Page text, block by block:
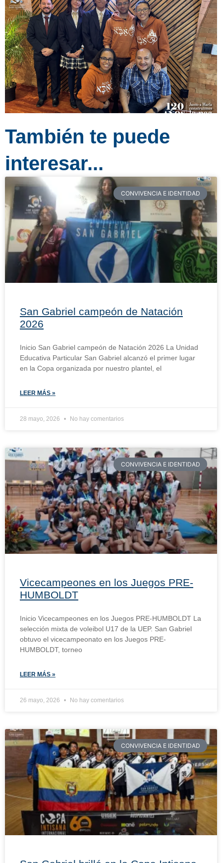
También te puede
interesar...
CONVIVENCIA E IDENTIDAD
San Gabriel campeón de Natación
2026
Inicio San Gabriel campeón de Natación 2026 La Unidad
Educativa Particular San Gabriel alcanzó el primer lugar
en la Copa organizada por nuestro plantel, el
LEER MÁS »
28 mayo, 2026 No hay comentarios
CONVIVENCIA E IDENTIDAD
Vicecampeones en los Juegos PRE-
HUMBOLDT
Inicio Vicecampeones en los Juegos PRE-HUMBOLDT La
selección mixta de voleibol U17 de la UEP. San Gabriel
obtuvo el vicecampeonato en los Juegos PRE-
HUMBOLDT, torneo
LEER MÁS »
26 mayo, 2026 No hay comentarios
CONVIVENCIA E IDENTIDAD